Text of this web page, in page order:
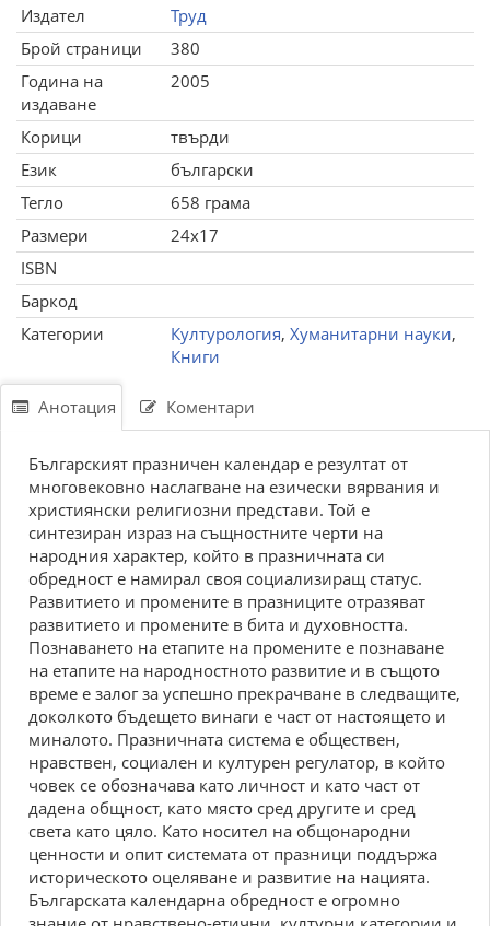
Издател
Труд
Брой страници
380
Година на
издаване
2005
Корици
твърди
Език
български
Тегло
658 грама
Размери
24x17
ISBN
Баркод
Категории
Културология, Хуманитарни науки,
Книги
Анотация Коментари
Българският празничен календар е резултат от
многовековно наслагване на езически вярвания и
християнски религиозни представи. Той е
синтезиран израз на същностните черти на
народния характер, който в празничната си
обредност е намирал своя социализиращ статус.
Развитието и промените в празниците отразяват
развитието и промените в бита и духовността.
Познаването на етапите на промените е познаване
на етапите на народностното развитие и в същото
време е залог за успешно прекрачване в следващите,
доколкото бъдещето винаги е част от настоящето и
миналото. Празничната система е обществен,
нравствен, социален и културен регулатор, в който
човек се обозначава като личност и като част от
дадена общност, като място сред другите и сред
света като цяло. Като носител на общонародни
ценности и опит системата от празници поддържа
историческото оцеляване и развитие на нацията.
Българската календарна обредност е огромно